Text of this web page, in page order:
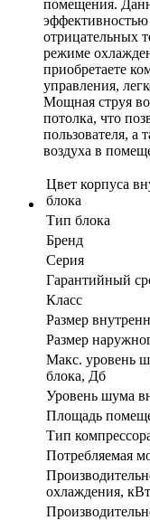
помещения.
эффективностью
отрицательных
режиме
приобретаете
управления,
Мощная струя
потолка, что
пользователя, а
воздуха в
Цвет корпуса
блока
Тип блока
Бренд
Серия
Гарантийный
Класс
Размер
Размер
Макс. уровень
блока, Дб
Уровень шума
Площадь
Тип
Потребляемая
охлаждения, кВт